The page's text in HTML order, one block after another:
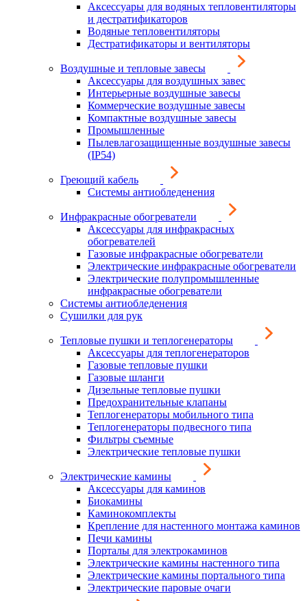
Аксессуары для водяных тепловентиляторы
и дестратификаторов
Водяные тепловентиляторы
Дестратификаторы и вентиляторы
Воздушные и тепловые завесы
Аксессуары для воздушных завес
Интерьерные воздушные завесы
Коммерческие воздушные завесы
Компактные воздушные завесы
Промышленные
Пылевлагозащищенные воздушные завесы
(IP54)
Греющий кабель
Системы антиобледенения
Инфракрасные обогреватели
Аксессуары для инфракрасных
обогревателей
Газовые инфракрасные обогреватели
Электрические инфракрасные обогреватели
Электрические полупромышленные
инфракрасные обогреватели
Системы антиобледенения
Сушилки для рук
Тепловые пушки и теплогенераторы
Аксессуары для теплогенераторов
Газовые тепловые пушки
Газовые шланги
Дизельные тепловые пушки
Предохранительные клапаны
Теплогенераторы мобильного типа
Теплогенераторы подвесного типа
Фильтры съемные
Электрические тепловые пушки
Электрические камины
Аксессуары для каминов
Биокамины
Каминокомплекты
Крепление для настенного монтажа каминов
Печи камины
Порталы для электрокаминов
Электрические камины настенного типа
Электрические камины портального типа
Электрические паровые очаги